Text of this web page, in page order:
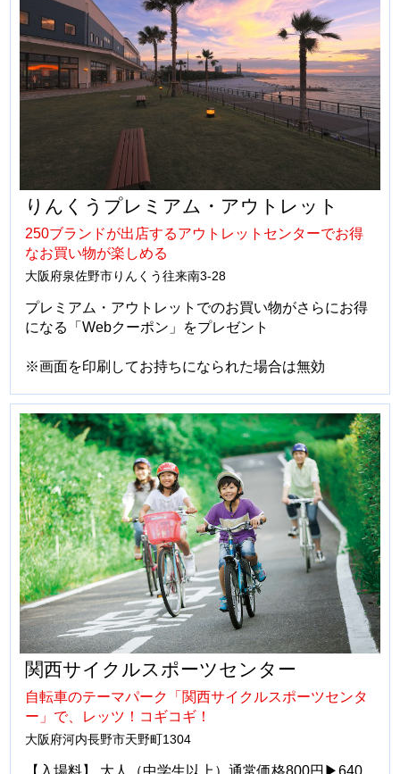
りんくうプレミアム・アウトレット
250ブランドが出店するアウトレットセンターでお得
なお買い物が楽しめる
大阪府泉佐野市りんくう往来南3-28
プレミアム・アウトレットでのお買い物がさらにお得
になる「Webクーポン」をプレゼント
※画面を印刷してお持ちになられた場合は無効
関西サイクルスポーツセンター
自転車のテーマパーク「関西サイクルスポーツセンタ
ー」で、レッツ！コギコギ！
大阪府河内長野市天野町1304
【入場料】 大人（中学生以上）通常価格800円▶640